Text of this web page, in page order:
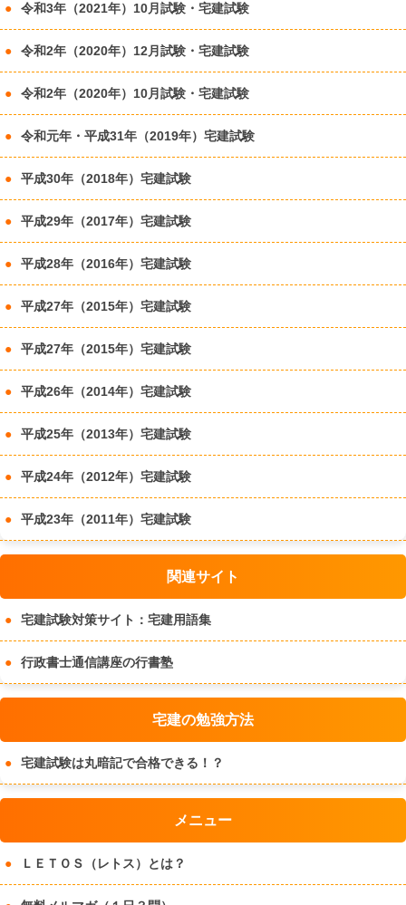
令和3年（2021年）10月試験・宅建試験
令和2年（2020年）12月試験・宅建試験
令和2年（2020年）10月試験・宅建試験
令和元年・平成31年（2019年）宅建試験
平成30年（2018年）宅建試験
平成29年（2017年）宅建試験
平成28年（2016年）宅建試験
平成27年（2015年）宅建試験
平成27年（2015年）宅建試験
平成26年（2014年）宅建試験
平成25年（2013年）宅建試験
平成24年（2012年）宅建試験
平成23年（2011年）宅建試験
関連サイト
宅建試験対策サイト：宅建用語集
行政書士通信講座の行書塾
宅建の勉強方法
宅建試験は丸暗記で合格できる！？
メニュー
ＬＥＴＯＳ（レトス）とは？